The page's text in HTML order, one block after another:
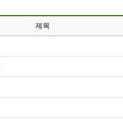
제목